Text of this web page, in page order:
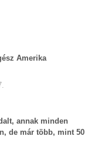
Amerika
annak minden
de már több, mint 50